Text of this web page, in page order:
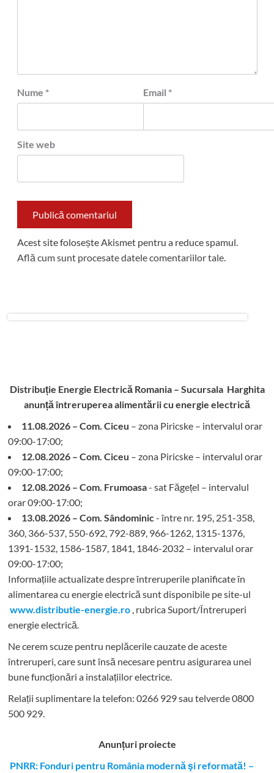
Nume * Email *
Site web
Acest site folosește Akismet pentru a reduce spamul.
Află cum sunt procesate datele comentariilor tale.
Distribuție Energie Electrică Romania – Sucursala Harghita
anunță întreruperea alimentării cu energie electrică
11.08.2026 – Com. Ciceu – zona Piricske – intervalul orar
09:00-17:00;
12.08.2026 – Com. Ciceu – zona Piricske – intervalul orar
09:00-17:00;
12.08.2026 – Com. Frumoasa- sat Făgețel – intervalul
orar 09:00-17:00;
13.08.2026 – Com. Sândominic- între nr. 195, 251-358,
360, 366-537, 550-692, 792-889, 966-1262, 1315-1376,
1391-1532, 1586-1587, 1841, 1846-2032 – intervalul orar
09:00-17:00;
Informațiile actualizate despre întreruperile planificate în
alimentarea cu energie electrică sunt disponibile pe site-ul
www.distributie-energie.ro , rubrica Suport/Întreruperi
energie electrică.
Ne cerem scuze pentru neplăcerile cauzate de aceste
întreruperi, care sunt însă necesare pentru asigurarea unei
bune funcționări a instalațiilor electrice.
Relații suplimentare la telefon: 0266 929 sau telverde 0800
500 929.
Anunțuri proiecte
PNRR: Fonduri pentru România modernă şi reformată! –